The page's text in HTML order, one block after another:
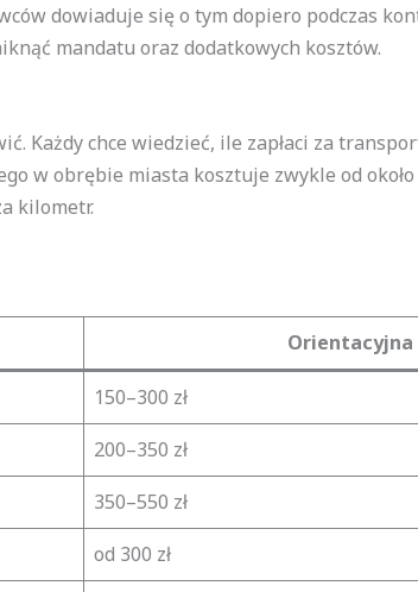
dowiaduje się o tym dopiero podczas
mandatu oraz dodatkowych kosztów.
Każdy chce wiedzieć, ile zapłaci za
w obrębie miasta kosztuje zwykle od około
kilometr.
Orientacyjna
150–300 zł
200–350 zł
350–550 zł
od 300 zł